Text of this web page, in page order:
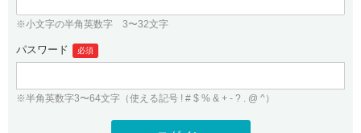
プレミアムドメイン
人気ドメインの種類
WHOIS検索
バリュードメインAPI
ドメイン・ホスティングOEM
従来のバリュードメインをご利用希望の方
Value Domainにログイン
ユーザー登録
※小文字の半角英数字 3〜32文字
パスワード 必須
※半角英数字3〜64文字（使える記号 ! # $ % & + - ? . @ ^）